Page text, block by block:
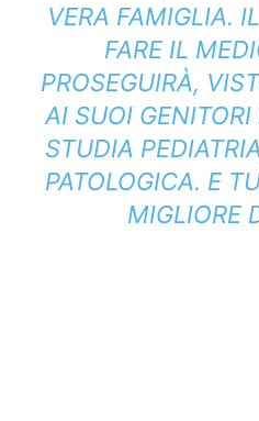
VERA FAMIGLIA.
FARE IL
PROSEGUIRÀ,
AI SUOI
STUDIA
PATOLOGICA. E
MIGLIORE